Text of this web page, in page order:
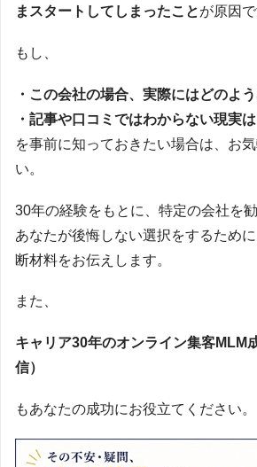
まスタートしてしまったことが原因で
もし、
・この会社の場合、実際にはどのよ
・記事や口コミではわからない現実
を事前に知っておきたい場合は、お
い。
30年の経験をもとに、特定の会社を
あなたが後悔しない選択をするため
断材料をお伝えします。
また、
キャリア30年のオンライン集客MLM
信）
もあなたの成功にお役立てください。